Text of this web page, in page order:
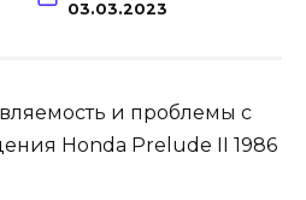
03.03.2023